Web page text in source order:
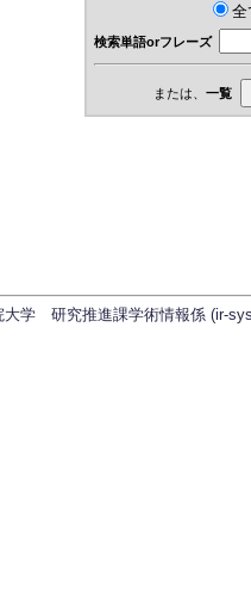
検索単語orフレーズ
または、 一覧
大学 研究推進課学術情報係 (ir-